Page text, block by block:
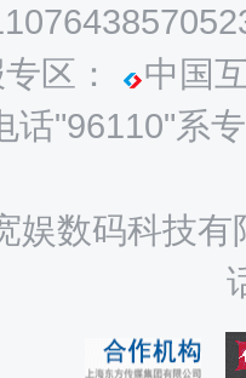
区：
中国
话"96110"系
娱数码科技有